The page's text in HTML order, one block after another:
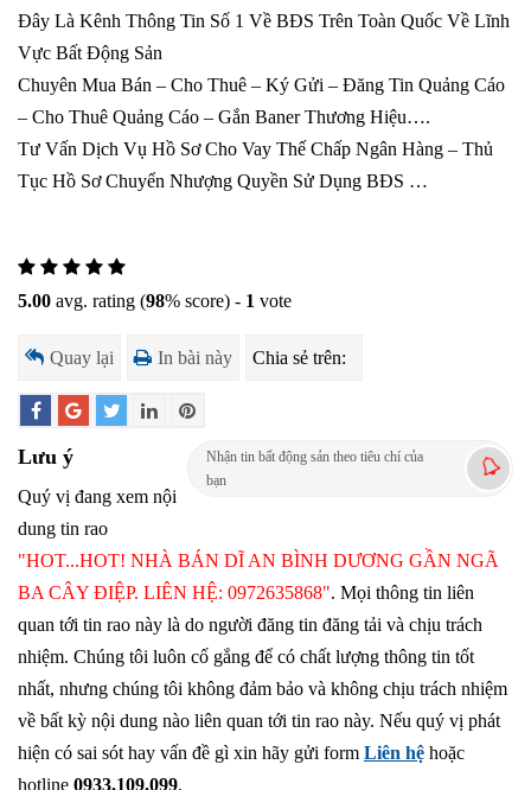
Đây Là Kênh Thông Tin Số 1 Về BĐS Trên Toàn Quốc Về Lĩnh
Vực Bất Động Sản
Chuyên Mua Bán – Cho Thuê – Ký Gửi – Đăng Tin Quảng Cáo
– Cho Thuê Quảng Cáo – Gắn Baner Thương Hiệu….
Tư Vấn Dịch Vụ Hồ Sơ Cho Vay Thế Chấp Ngân Hàng – Thủ
Tục Hồ Sơ Chuyển Nhượng Quyền Sử Dụng BĐS …
5.00 avg. rating (98% score) - 1 vote
Quay lại In bài này Chia sẻ trên:
Nhận tin bất động sản theo tiêu chí của
bạn
Lưu ý
Quý vị đang xem nội
dung tin rao
"HOT...HOT! NHÀ BÁN DĨ AN BÌNH DƯƠNG GẦN NGÃ
BA CÂY ĐIỆP. LIÊN HỆ: 0972635868". Mọi thông tin liên
quan tới tin rao này là do người đăng tin đăng tải và chịu trách
nhiệm. Chúng tôi luôn cố gắng để có chất lượng thông tin tốt
nhất, nhưng chúng tôi không đảm bảo và không chịu trách nhiệm
về bất kỳ nội dung nào liên quan tới tin rao này. Nếu quý vị phát
hiện có sai sót hay vấn đề gì xin hãy gửi form Liên hệ hoặc
hotline 0933.109.099.